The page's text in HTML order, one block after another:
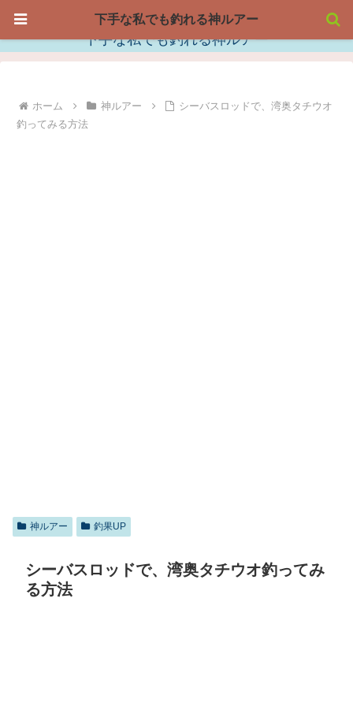
下手な私でも釣れる神ルアー
ホーム 神ルアー
シーバスロッドで、湾奥タチウオ
釣ってみる方法
神ルアー 釣果UP
シーバスロッドで、湾奥タチウオ釣ってみ
る方法
下手な私でも釣れる神ルアー